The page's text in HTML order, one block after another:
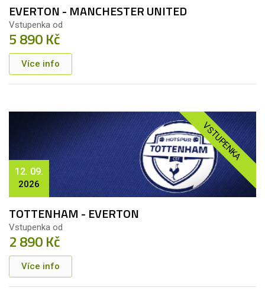
EVERTON - MANCHESTER UNITED
Vstupenka od
5 890 Kč
Více info
VSTUPENKA
12. 09.
2026
TOTTENHAM - EVERTON
Vstupenka od
2 890 Kč
Více info